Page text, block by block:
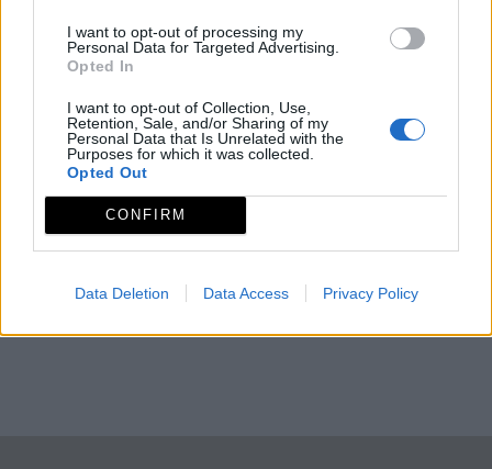
I want to opt-out of processing my
Personal Data for Targeted Advertising.
Opted In
I want to opt-out of Collection, Use,
Retention, Sale, and/or Sharing of my
Personal Data that Is Unrelated with the
Purposes for which it was collected.
Opted Out
CONFIRM
Data Deletion Data Access Privacy Policy